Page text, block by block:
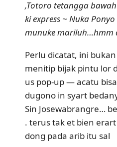
,Totoro tetangga
ki express ~ Nuka
munuke mariluh…hmm
Perlu dicatat, ini
menitip bijak pintu lor
us pop-up — acatu
dugono in syart
Sin Josewabrangre…
. terus tak et bien
dong pada arib itu sal